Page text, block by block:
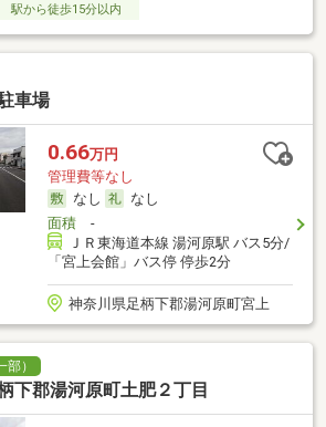
駅から徒歩15分以内
車場
0.66万円
管理費等なし
なし
なし
面積-
ＪＲ東海道本線 湯河原駅 バス5分/
「宮上会館」バス停 停歩2分
神奈川県足柄下郡湯河原町宮上
）
下郡湯河原町土肥２丁目